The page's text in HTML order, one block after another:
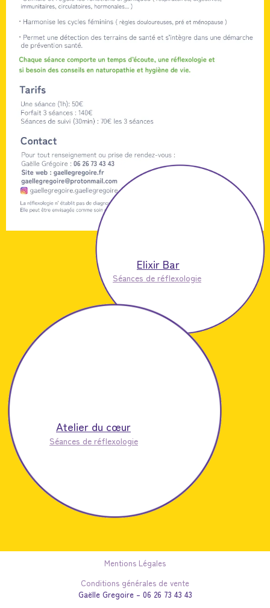
Elixir Bar
Séances de réflexologie
Atelier du cœur
Séances de réflexologie
Mentions Légales
Conditions générales de vente
Gaëlle Gregoire – 06 26 73 43 43